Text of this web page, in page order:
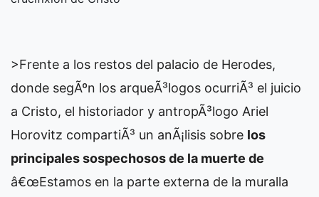
>Frente a los restos del palacio de Herodes,
donde segÃºn los arqueÃ³logos ocurriÃ³ el juicio
a Cristo, el historiador y antropÃ³logo Ariel
Horovitz compartiÃ³ un anÃ¡lisis sobre los
principales sospechosos de la muerte de
â€œEstamos en la parte externa de la muralla